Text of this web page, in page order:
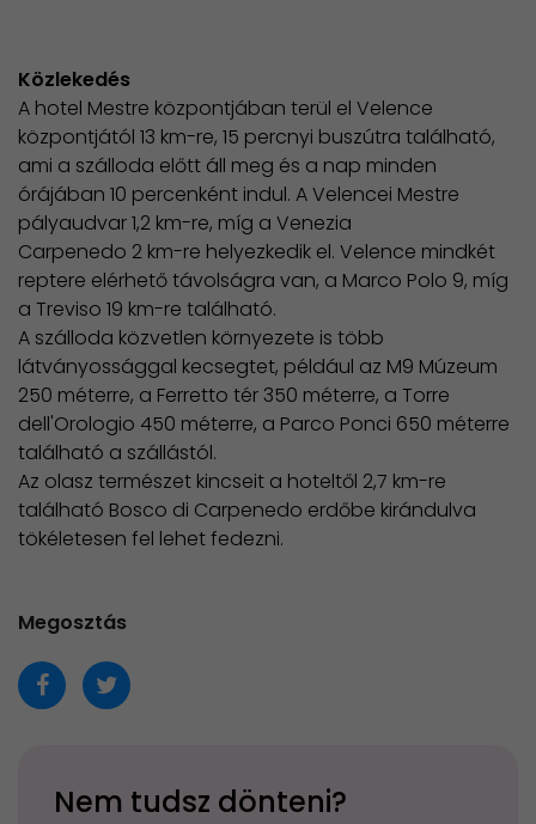
Közlekedés
A hotel Mestre központjában terül el Velence
központjától 13 km-re, 15 percnyi buszútra található,
ami a szálloda előtt áll meg és a nap minden
órájában 10 percenként indul. A Velencei Mestre
pályaudvar 1,2 km-re, míg a Venezia
Carpenedo 2 km-re helyezkedik el. Velence mindkét
reptere elérhető távolságra van, a Marco Polo 9, míg
a Treviso 19 km-re található.
A szálloda közvetlen környezete is több
látványossággal kecsegtet, például az M9 Múzeum
250 méterre, a Ferretto tér 350 méterre, a Torre
dell'Orologio 450 méterre, a Parco Ponci 650 méterre
található a szállástól.
Az olasz természet kincseit a hoteltől 2,7 km-re
található Bosco di Carpenedo erdőbe kirándulva
tökéletesen fel lehet fedezni.
Megosztás
Nem tudsz dönteni?